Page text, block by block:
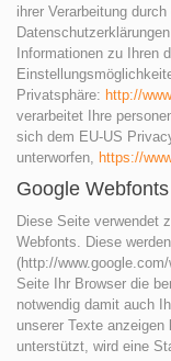
ihrer Verarbeitung
Informationen zu Ihren
Privatsphäre: http://
verarbeitet Ihre
sich dem EU-US
unterworfen, https://
Google Webfonts
Diese Seite verwendet
Webfonts. Diese
(http://
Seite Ihr Browser die
notwendig damit auch
unserer Texte
unterstützt, wird eine